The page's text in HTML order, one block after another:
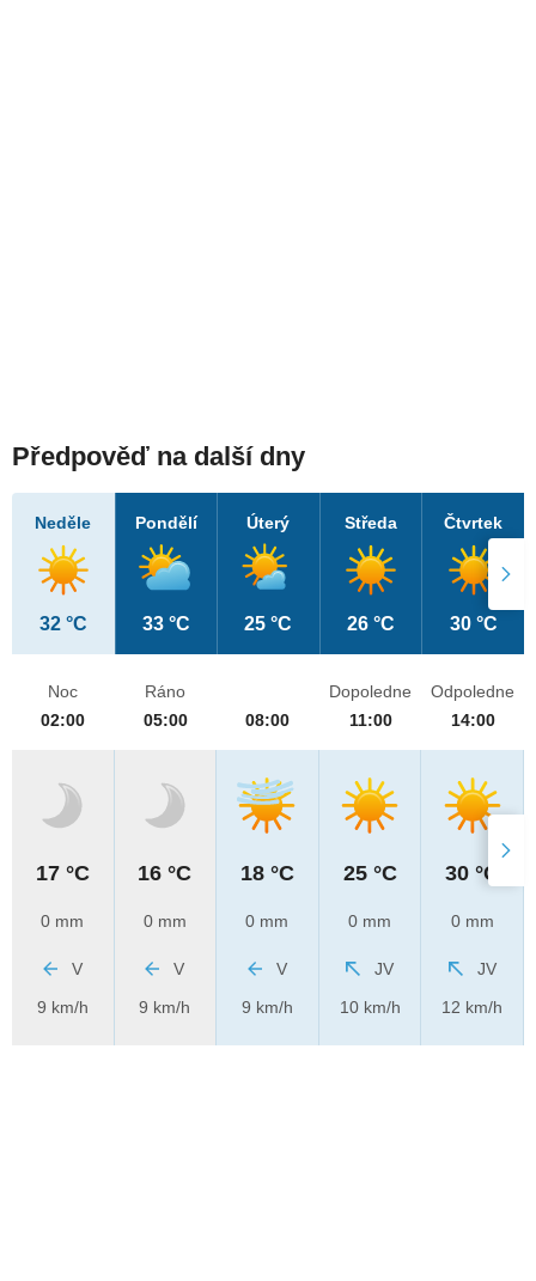
Předpověď na další dny
Neděle
32 °C
Pondělí
33 °C
Úterý
25 °C
Středa
26 °C
Čtvrtek
30 °C
Noc
02:00
17 °C
0 mm
V
9 km/h
Ráno
05:00
16 °C
0 mm
V
9 km/h
08:00
18 °C
0 mm
V
9 km/h
Dopoledne
11:00
25 °C
0 mm
JV
10 km/h
Odpoledne
14:00
30 °C
0 mm
JV
12 km/h